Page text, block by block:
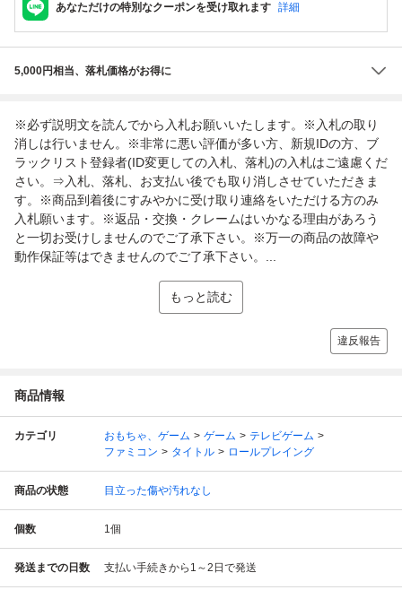
あなただけの特別なクーポンを受け取れます 詳細
5,000円相当、落札価格がお得に
※必ず説明文を読んでから入札お願いいたします。※入札の取り
消しは行いません。※非常に悪い評価が多い方、新規IDの方、ブ
ラックリスト登録者(ID変更しての入札、落札)の入札はご遠慮くだ
さい。⇒入札、落札、お支払い後でも取り消しさせていただきま
す。※商品到着後にすみやかに受け取り連絡をいただける方のみ
入札願います。※返品・交換・クレームはいかなる理由があろう
と一切お受けしませんのでご了承下さい。※万一の商品の故障や
動作保証等はできませんのでご了承下さい。...
もっと読む
違反報告
商品情報
カテゴリ おもちゃ、ゲーム ゲーム
テレビゲーム
ファミコン
タイトル ロールプレイング
商品の状態 目立った傷や汚れなし
個数 1個
発送までの日数 支払い手続きから1～2日で発送